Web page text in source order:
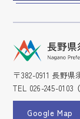
〒382-0911 長野
TEL 026-245-0103
Google Map